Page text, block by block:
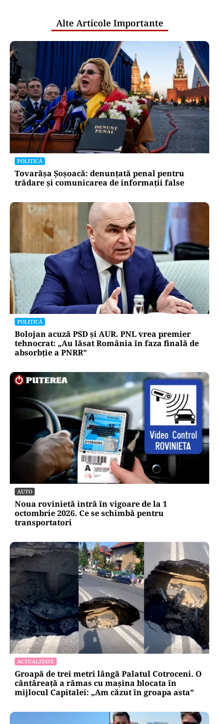
Alte Articole Importante
POLITICĂ
Tovarășa Șoșoacă: denunțată penal pentru
trădare și comunicarea de informații false
POLITICĂ
Bolojan acuză PSD și AUR. PNL vrea premier
tehnocrat: „Au lăsat România în faza finală de
absorbţie a PNRR”
AUTO
Noua rovinietă intră în vigoare de la 1
octombrie 2026. Ce se schimbă pentru
transportatori
ACTUALITATE
Groapă de trei metri lângă Palatul Cotroceni. O
cântăreață a rămas cu mașina blocata în
mijlocul Capitalei: „Am căzut în groapa asta”